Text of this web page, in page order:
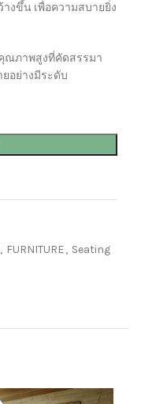
งขึ้น เพื่อความสบายยิ่ง
ณภาพสูงที่คัดสรรมา
อย่างมีระดับ
, FURNITURE, Seating